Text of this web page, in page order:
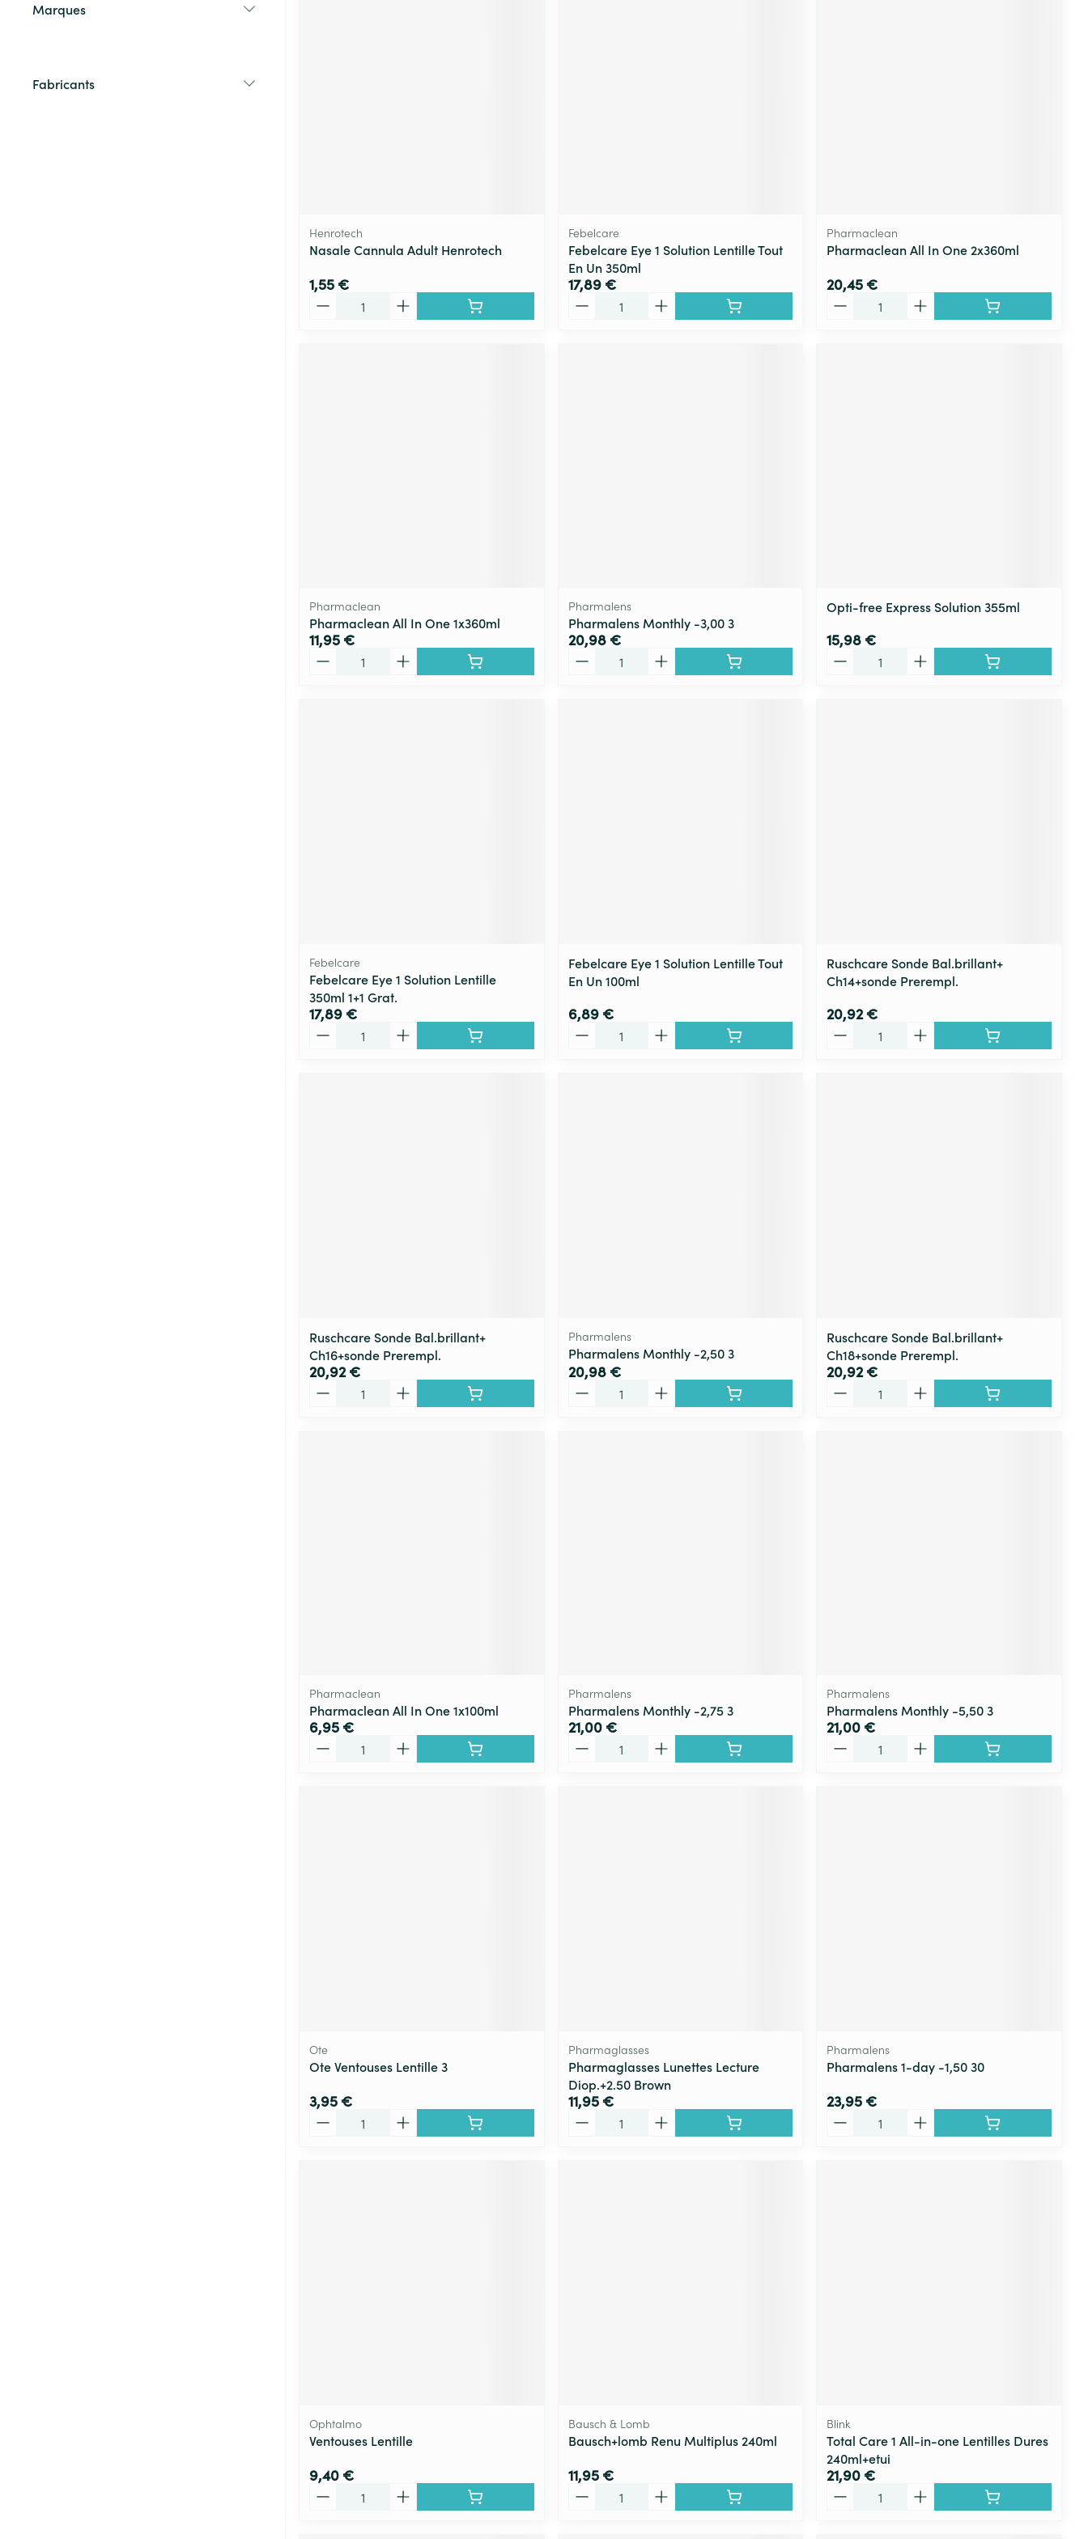
Marques
Fabricants
Henrotech
Nasale Cannula Adult Henrotech
1,55 €
Febelcare
Febelcare Eye 1 Solution Lentille Tout
En Un 350ml
17,89 €
Pharmaclean
Pharmaclean All In One 2x360ml
20,45 €
Pharmaclean
Pharmaclean All In One 1x360ml
11,95 €
Pharmalens
Pharmalens Monthly -3,00 3
20,98 €
Opti-free Express Solution 355ml
15,98 €
Febelcare
Febelcare Eye 1 Solution Lentille
350ml 1+1 Grat.
17,89 €
Febelcare Eye 1 Solution Lentille Tout
En Un 100ml
6,89 €
Ruschcare Sonde Bal.brillant+
Ch14+sonde Prerempl.
20,92 €
Ruschcare Sonde Bal.brillant+
Ch16+sonde Prerempl.
20,92 €
Pharmalens
Pharmalens Monthly -2,50 3
20,98 €
Ruschcare Sonde Bal.brillant+
Ch18+sonde Prerempl.
20,92 €
Pharmaclean
Pharmaclean All In One 1x100ml
6,95 €
Pharmalens
Pharmalens Monthly -2,75 3
21,00 €
Pharmalens
Pharmalens Monthly -5,50 3
21,00 €
Ote
Ote Ventouses Lentille 3
3,95 €
Pharmaglasses
Pharmaglasses Lunettes Lecture
Diop.+2.50 Brown
11,95 €
Pharmalens
Pharmalens 1-day -1,50 30
23,95 €
Ophtalmo
Ventouses Lentille
9,40 €
Bausch & Lomb
Bausch+lomb Renu Multiplus 240ml
11,95 €
Blink
Total Care 1 All-in-one Lentilles Dures
240ml+etui
21,90 €